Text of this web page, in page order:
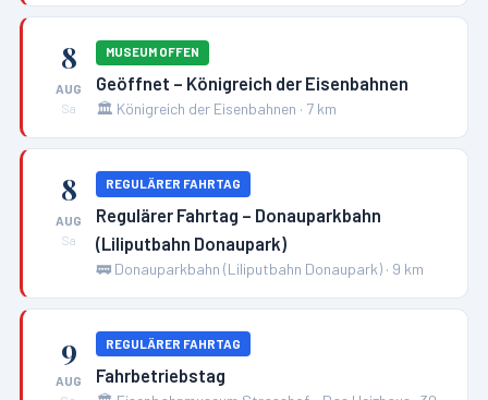
8
AUG
Sa
MUSEUM OFFEN
Geöffnet – Königreich der Eisenbahnen
🏛️ Königreich der Eisenbahnen · 7 km
8
AUG
Sa
REGULÄRER FAHRTAG
Regulärer Fahrtag – Donauparkbahn
(Liliputbahn Donaupark)
🚃 Donauparkbahn (Liliputbahn Donaupark) · 9 km
9
AUG
REGULÄRER FAHRTAG
Fahrbetriebstag